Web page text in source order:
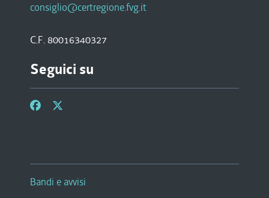
consiglio@certregione.fvg.it
C.F. 80016340327
Seguici su
Bandi e avvisi